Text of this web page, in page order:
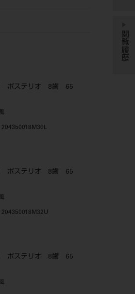
ポステリオ 8歯 65
204350018M30L
ポステリオ 8歯 65
204350018M32U
ポステリオ 8歯 65
閲覧履歴